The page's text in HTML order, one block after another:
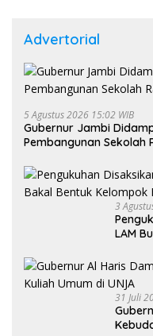
Advertorial
5 Agustus 2026 15:02 WIB
Gubernur Jambi
Pembangunan Sekolah
3
LAM
31 Juli